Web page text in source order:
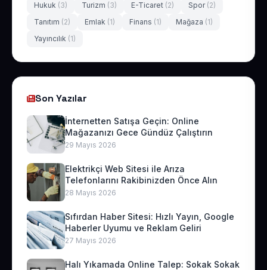
Hukuk (3) Turizm (3) E-Ticaret (2) Spor (2)
Tanıtım (2) Emlak (1) Finans (1) Mağaza (1)
Yayıncılık (1)
Son Yazılar
İnternetten Satışa Geçin: Online
Mağazanızı Gece Gündüz Çalıştırın
29 Mayıs 2026
Elektrikçi Web Sitesi ile Arıza
Telefonlarını Rakibinizden Önce Alın
28 Mayıs 2026
Sıfırdan Haber Sitesi: Hızlı Yayın, Google
Haberler Uyumu ve Reklam Geliri
27 Mayıs 2026
Halı Yıkamada Online Talep: Sokak Sokak